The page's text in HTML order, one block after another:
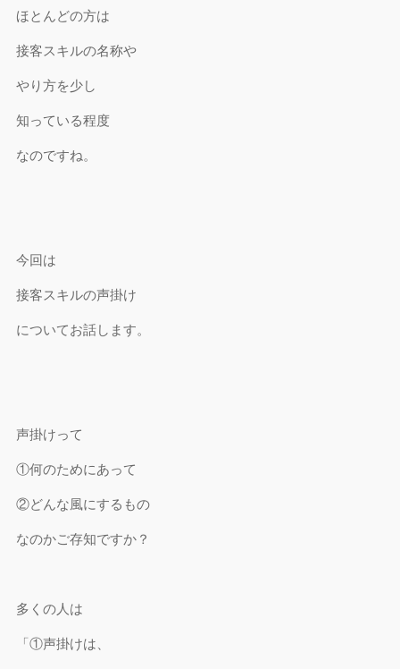
ほとんどの方は
接客スキルの名称や
やり方を少し
知っている程度
なのですね。
今回は
接客スキルの声掛け
についてお話します。
声掛けって
①何のためにあって
②どんな風にするもの
なのかご存知ですか？
多くの人は
「①声掛けは、